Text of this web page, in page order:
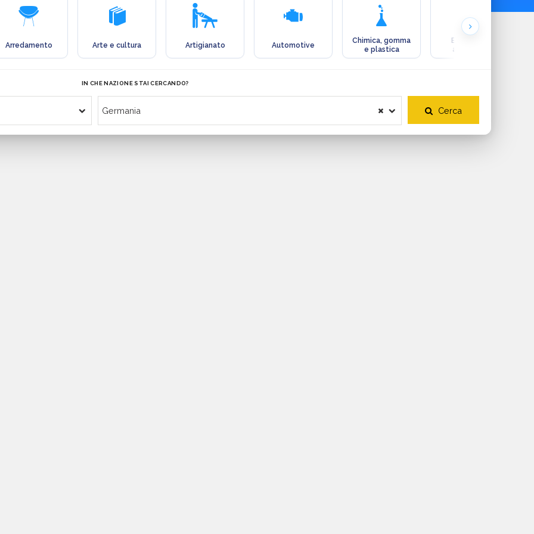
Arredamento Arte e cultura Artigianato Automotive
Chimica, gomma
e plastica
Ecologia e
ambiente
IN CHE NAZIONE STAI CERCANDO?
Cerca